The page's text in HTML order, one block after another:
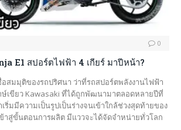
0
E1 สปอร์ตไฟฟ้า 4 เกียร์ มาปีหน้า?
อสมมุติของรถปริศนา ว่าที่รถสปอร์ตพลังงานไฟฟ้า
ษ์เขียว Kawasaki ที่ได้ถูกพัฒนามาตลอดหลายปีที่
ริ่มมีความเป็นรูปเป็นร่างจนเข้าใกล้ช่วงสุดท้ายของ
ข้าสู่ขั้นตอนการผลิต มีแววจะได้จัดจำหน่ายทั่วโลก